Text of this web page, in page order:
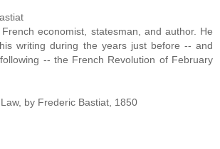
economist, statesman, and author. He
writing during the years just before -- and
-- the French Revolution of February
by Frederic Bastiat, 1850